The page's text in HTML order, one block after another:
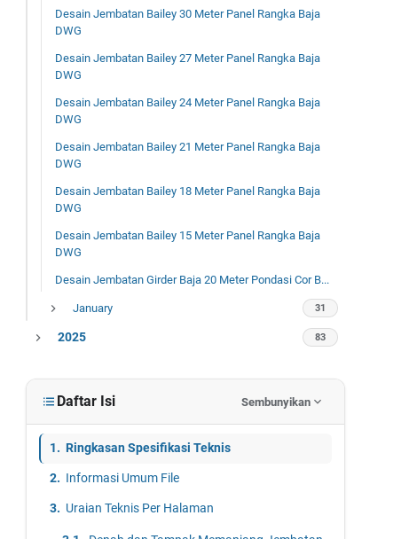
Desain Jembatan Bailey 30 Meter Panel Rangka Baja
DWG
Desain Jembatan Bailey 27 Meter Panel Rangka Baja
DWG
Desain Jembatan Bailey 24 Meter Panel Rangka Baja
DWG
Desain Jembatan Bailey 21 Meter Panel Rangka Baja
DWG
Desain Jembatan Bailey 18 Meter Panel Rangka Baja
DWG
Desain Jembatan Bailey 15 Meter Panel Rangka Baja
DWG
Desain Jembatan Girder Baja 20 Meter Pondasi Cor B...
January 31
2025 83
October
September 2
August
July
June
Daftar Isi Sembunyikan
Ringkasan Spesifikasi Teknis
Informasi Umum File
Uraian Teknis Per Halaman